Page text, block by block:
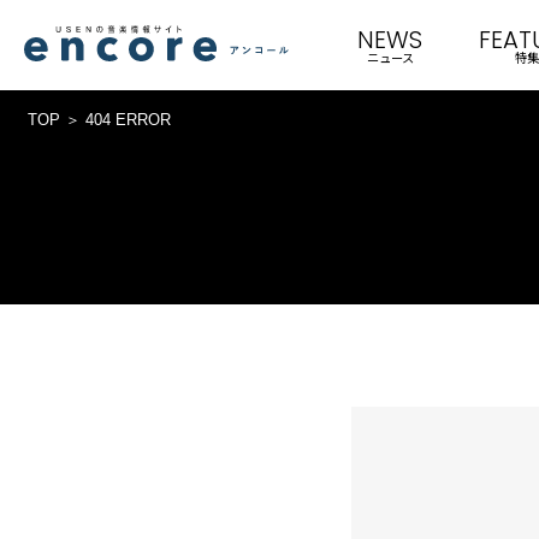
NEWS
ニュース 特集
TOP 404 ERROR